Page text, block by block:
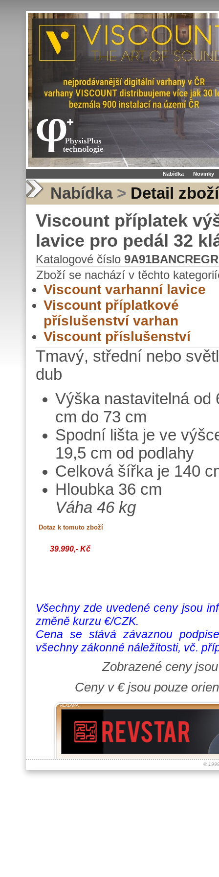
Nabídka Novinky
Nabídka > Detail zboží
Viscount příplatek
lavice pro pedál 32
Katalogové číslo
Zboží se nachází v těchto
Viscount varhanní lavice
Viscount příplatkové
příslušenství varhan
Viscount příslušenství
Tmavý, střední nebo
dub
Výška nastavitelná od
cm do 73 cm
Spodní lišta je ve
19,5 cm od podlahy
Celková šířka je 140
Hloubka 36 cm
Váha 46 kg
39.990,- Kč
Všechny zde uvedené ceny jsou
změně kurzu €/CZK.
Cena se stává závaznou
všechny zákonné náležitosti, vč.
Zobrazené ceny
Ceny v € jsou pouze
REKLAMA:
©